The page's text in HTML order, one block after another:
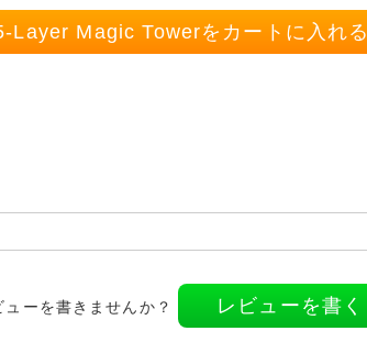
Layer Magic Towerをカートに入れ
ーを書きませんか？ レビューを書く